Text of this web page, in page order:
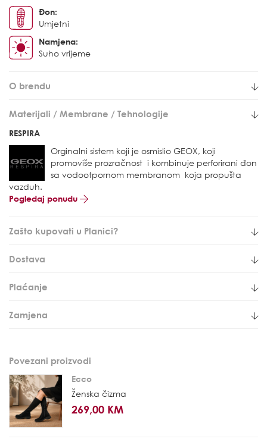
Đon:
Umjetni
Namjena:
Suho vrijeme
O brendu
Materijali / Membrane / Tehnologije
RESPIRA
Orginalni sistem koji je osmislio GEOX, koji
promoviše prozračnost i kombinuje perforirani đon
sa vodootpornom membranom koja propušta
vazduh.
Pogledaj ponudu
Zašto kupovati u Planici?
Dostava
Plaćanje
Zamjena
Povezani proizvodi
Ecco
Ženska čizma
269,00 KM